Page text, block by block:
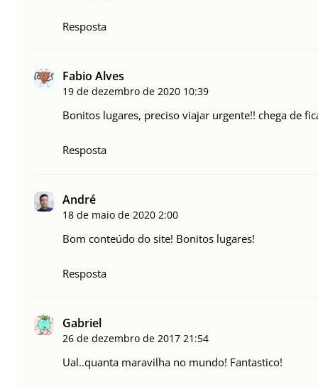
Resposta
Fabio Alves
19 de dezembro de 2020 10:39
Bonitos lugares, preciso viajar urgente!! chega de
Resposta
André
18 de maio de 2020 2:00
Bom conteúdo do site! Bonitos lugares!
Resposta
Gabriel
26 de dezembro de 2017 21:54
Ual..quanta maravilha no mundo! Fantastico!